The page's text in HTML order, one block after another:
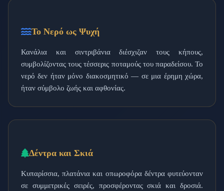
Το Νερό ως Ψυχή
Κανάλια και σιντριβάνια διέσχιζαν τους κήπους,
συμβολίζοντας τους τέσσερις ποταμούς του παραδείσου. Το
νερό δεν ήταν μόνο διακοσμητικό — σε μια έρημη χώρα,
ήταν σύμβολο ζωής και αφθονίας.
Δέντρα και Σκιά
Κυπαρίσσια, πλατάνια και οπωροφόρα δέντρα φυτεύονταν
σε συμμετρικές σειρές, προσφέροντας σκιά και δροσιά.